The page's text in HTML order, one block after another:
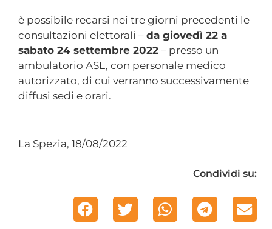
è possibile recarsi nei tre giorni precedenti le
consultazioni elettorali – da giovedì 22 a
sabato 24 settembre 2022 – presso un
ambulatorio ASL, con personale medico
autorizzato, di cui verranno successivamente
diffusi sedi e orari.
La Spezia, 18/08/2022
Condividi su: